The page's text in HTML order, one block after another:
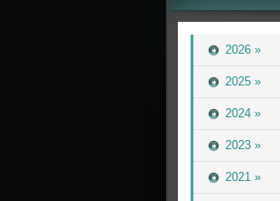
2026 »
2025 »
2024 »
2023 »
2021 »